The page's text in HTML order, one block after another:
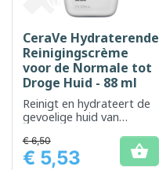
CeraVe Hydraterende
Reinigingscrème
voor de Normale tot
Droge Huid - 88 ml
Reinigt en hydrateert de
gevoelige huid van
Prijs
€ 6,50
€ 5,53 